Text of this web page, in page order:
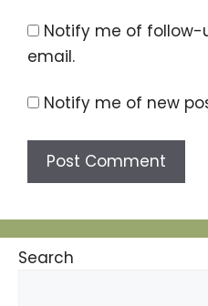
Notify me of
email.
Notify me of new
Search